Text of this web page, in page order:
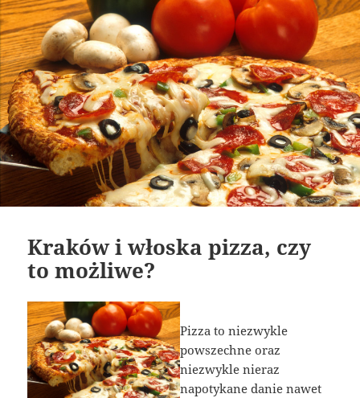
Kraków i włoska pizza, czy
to możliwe?
Pizza to niezwykle
powszechne oraz
niezwykle nieraz
napotykane danie nawet